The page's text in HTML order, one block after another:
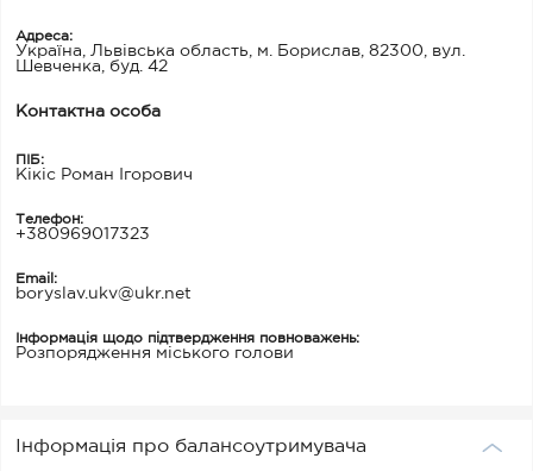
Адреса:
Україна, Львівська область, м. Борислав, 82300, вул.
Шевченка, буд. 42
Контактна особа
ПІБ:
Кікіс Роман Ігорович
Телефон:
+380969017323
Email:
boryslav.ukv@ukr.net
Інформація щодо підтвердження повноважень:
Розпорядження міського голови
Інформація про балансоутримувача